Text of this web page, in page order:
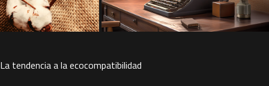
La tendencia a la ecocompatibilidad